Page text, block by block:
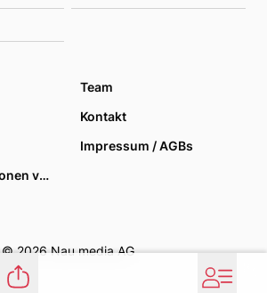
Team
Kontakt
Impressum / AGBs
Datenschutzoptionen verwalten
© 2026 Nau media AG